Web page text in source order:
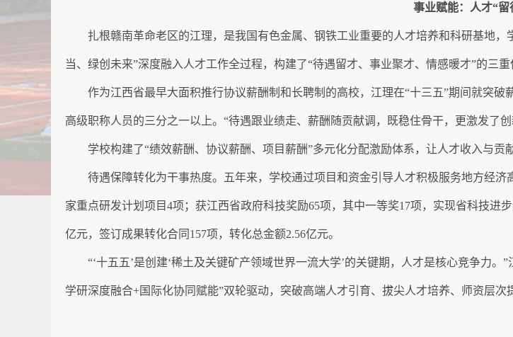
事业赋能：人才“留
扎根赣南革命老区的江理，是我国有色金属、钢铁工业重要的人才培养和科研基地
当、绿创未来”深度融入人才工作全过程，构建了“待遇留才、事业聚才、情感暖才”的三重
作为江西省最早大面积推行协议薪酬制和长聘制的高校，江理在“十三五”期间就突
高级职称人员的三分之一以上。“待遇跟业绩走、薪酬随贡献调，既稳住骨干，更激发了创
学校构建了“绩效薪酬、协议薪酬、项目薪酬”多元化分配激励体系，让人才收入与贡
待遇保障转化为干事热度。五年来，学校通过项目和资金引导人才积极服务地方经
家重点研发计划项目4项；获江西省政府科技奖励65项，其中一等奖17项，实现省科技进
亿元，签订成果转化合同157项，转化总金额2.56亿元。
“‘十五五’是创建‘稀土及关键矿产领域世界一流大学’的关键期，人才是核心竞争力
学研深度融合+国际化协同赋能”双轮驱动，突破高端人才引育、拔尖人才培养、师资层次